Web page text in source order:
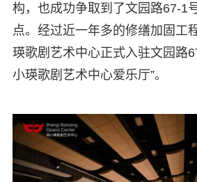
构，也成功争取到了文园路67-1
点。经过近一年多的修缮加固工
瑛歌剧艺术中心正式入驻文园路
小瑛歌剧艺术中心爱乐厅”。